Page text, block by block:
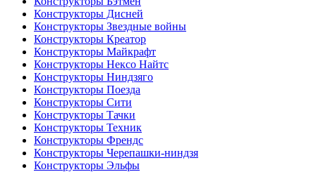
Конструкторы Дисней
Конструкторы Звездные войны
Конструкторы Креатор
Конструкторы Майкрафт
Конструкторы Нексо Найтс
Конструкторы Ниндзяго
Конструкторы Поезда
Конструкторы Сити
Конструкторы Тачки
Конструкторы Техник
Конструкторы Френдс
Конструкторы Черепашки-ниндзя
Конструкторы Эльфы